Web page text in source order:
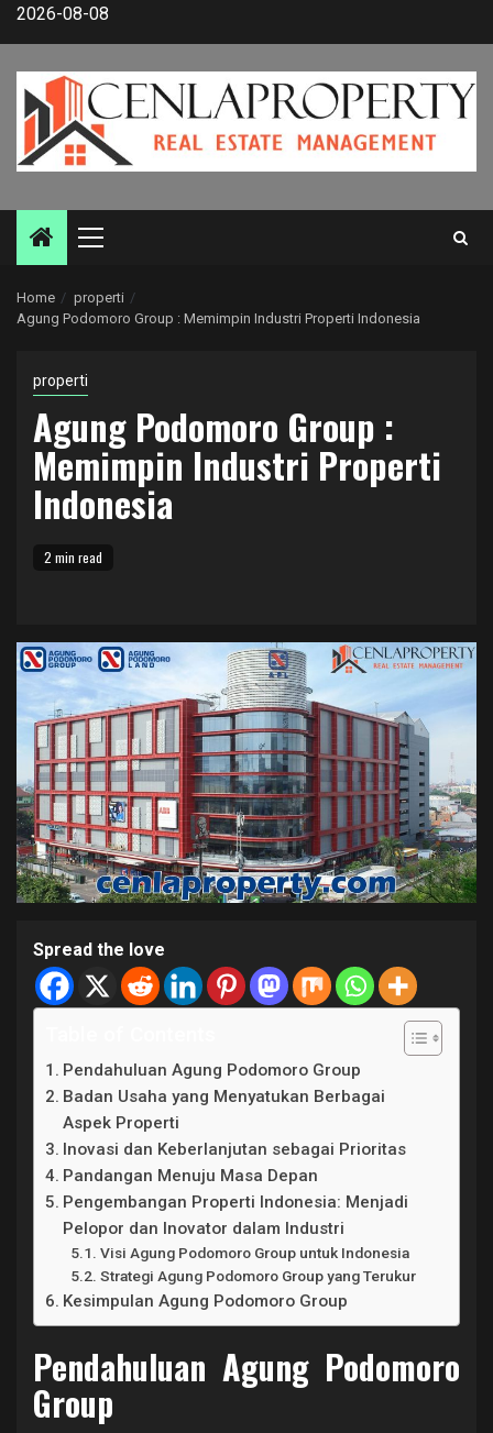
Skip2026-08-08
Primary
Home
properti
Agung Podomoro Group : Memimpin Industri Properti Indonesia
properti
Agung Podomoro Group :
Memimpin Industri Properti
Indonesia
2 min read
Spread the love
Pendahuluan Agung Podomoro Group
Badan Usaha yang Menyatukan Berbagai
Aspek Properti
Inovasi dan Keberlanjutan sebagai Prioritas
Pandangan Menuju Masa Depan
Pengembangan Properti Indonesia: Menjadi
Pelopor dan Inovator dalam Industri
Visi Agung Podomoro Group untuk Indonesia
Strategi Agung Podomoro Group yang Terukur
Kesimpulan Agung Podomoro Group
Pendahuluan Agung Podomoro
Group